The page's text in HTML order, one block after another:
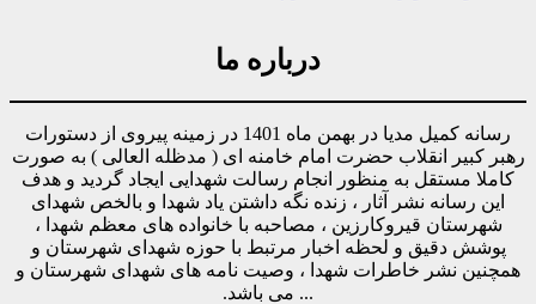
درباره ما
رسانه کمیل مدیا در بهمن ماه 1401 در زمینه پیروی از دستورات
رهبر کبیر انقلاب حضرت امام خامنه ای ( مدظله العالی ) به صورت
کاملا مستقل به منظور انجام رسالت شهدایی ایجاد گردید و هدف
این رسانه نشر آثار ، زنده نگه داشتن یاد شهدا و بالخص شهدای
شهرستان قیروکارزین ، مصاحبه با خانواده های معظم شهدا ،
پوشش دقیق و لحظه اخبار مرتبط با حوزه شهدای شهرستان و
همچنین نشر خاطرات شهدا ، وصیت نامه های شهدای شهرستان و
... می باشد.